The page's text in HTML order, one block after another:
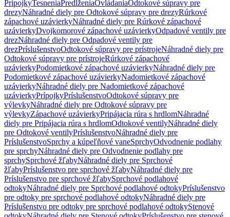
PrípojkyTesneniaPredĺženiaOvládaniaOdtokové súpravy pre
drezyNáhradné diely pre Odtokové súpravy pre drezyRúrkové
zápachové uzávierkyNáhradné diely pre Rúrkové zápachové
uzávierkyDvojkomorové zápachové uzávierkyOdpadové ventily pre
drezNáhradné diely pre Odpadové ventily pre
drezPríslušenstvoOdtokové súpravy pre prístrojeNáhradné diely pre
Odtokové súpravy pre prístrojeRúrkové zápachové
uzávierkyPodomietkové zápachové uzávierkyNáhradné diely pre
Podomietkové zápachové uzávierkyNadomietkové zápachové
uzávierkyNáhradné diely pre Nadomietkové zápachové
uzávierkyPrípojkyPríslušenstvoOdtokové súpravy pre
výlevkyNáhradné diely pre Odtokové súpravy pre
výlevkyZápachové uzávierkyPripájacia rúra s hrdlomNáhradné
diely pre Pripájacia rúra s hrdlomOdtokové ventilyNáhradné diely
pre Odtokové ventilyPríslušenstvoNáhradné diely pre
PríslušenstvoSprchy a kúpeľňové vaneSprchyOdvodnenie podlahy
pre sprchyNáhradné diely pre Odvodnenie podlahy pre
sprchySprchové žľabyNáhradné diely pre Sprchové
žľabyPríslušenstvo pre sprchové žľabyNáhradné diely pre
Príslušenstvo pre sprchové žľabySprchové podlahové
odtokyNáhradné diely pre Sprchové podlahové odtokyPríslušenstvo
pre odtoky pre sprchové podlahové odtokyNáhradné diely pre
Príslušenstvo pre odtoky pre sprchové podlahové odtokyStenové